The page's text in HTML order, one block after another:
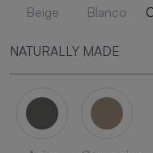
Beige Blanco
NATURALLY MADE